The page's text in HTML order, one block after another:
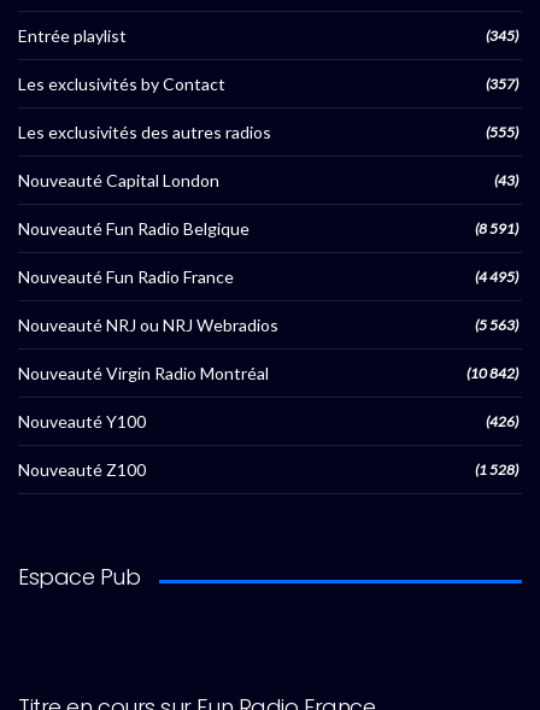
Entrée playlist (345)
Les exclusivités by Contact (357)
Les exclusivités des autres radios (555)
Nouveauté Capital London (43)
Nouveauté Fun Radio Belgique (8 591)
Nouveauté Fun Radio France (4 495)
Nouveauté NRJ ou NRJ Webradios (5 563)
Nouveauté Virgin Radio Montréal (10 842)
Nouveauté Y100 (426)
Nouveauté Z100 (1 528)
Espace Pub